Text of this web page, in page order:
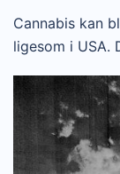
Cannabis kan
ligesom i USA.